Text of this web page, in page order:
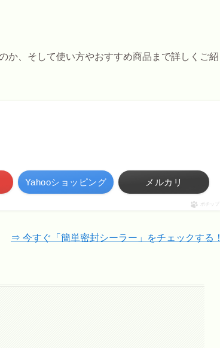
か、そして使い方やおすすめ商品まで詳しくご紹
Yahooショッピング メルカリ
ポチップ
⇒ 今すぐ「簡単密封シーラー」をチェックする！